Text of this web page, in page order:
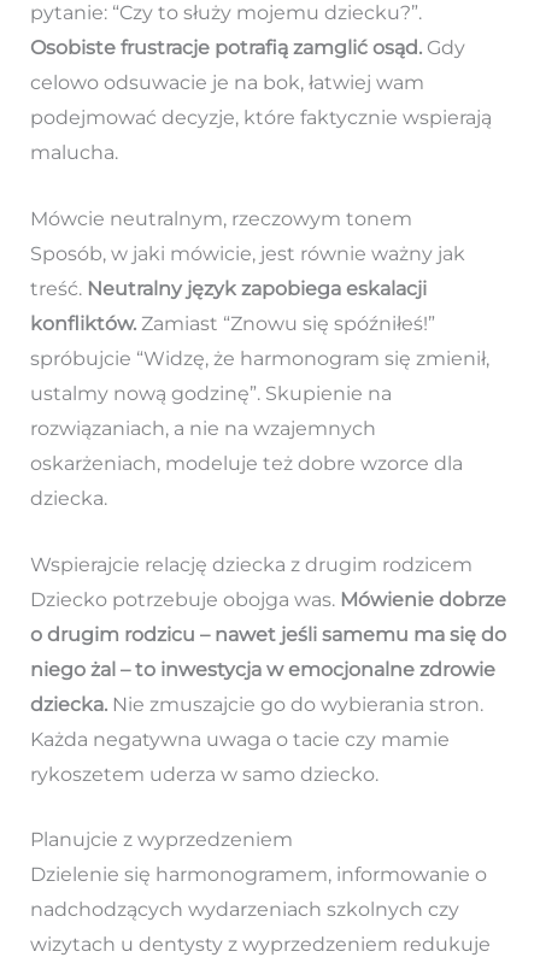
pytanie: “Czy to służy mojemu dziecku?”.
Osobiste frustracje potrafią zamglić osąd.Gdy
celowo odsuwacie je na bok, łatwiej wam
podejmować decyzje, które faktycznie wspierają
malucha.
Mówcie neutralnym, rzeczowym tonem
Sposób, w jaki mówicie, jest równie ważny jak
treść. Neutralny język zapobiega eskalacji
konfliktów.Zamiast “Znowu się spóźniłeś!”
spróbujcie “Widzę, że harmonogram się zmienił,
ustalmy nową godzinę”. Skupienie na
rozwiązaniach, a nie na wzajemnych
oskarżeniach, modeluje też dobre wzorce dla
dziecka.
Wspierajcie relację dziecka z drugim rodzicem
Dziecko potrzebuje obojga was. Mówienie dobrze
o drugim rodzicu – nawet jeśli samemu ma się do
niego żal – to inwestycja w emocjonalne zdrowie
dziecka.Nie zmuszajcie go do wybierania stron.
Każda negatywna uwaga o tacie czy mamie
rykoszetem uderza w samo dziecko.
Planujcie z wyprzedzeniem
Dzielenie się harmonogramem, informowanie o
nadchodzących wydarzeniach szkolnych czy
wizytach u dentysty z wyprzedzeniem redukuje